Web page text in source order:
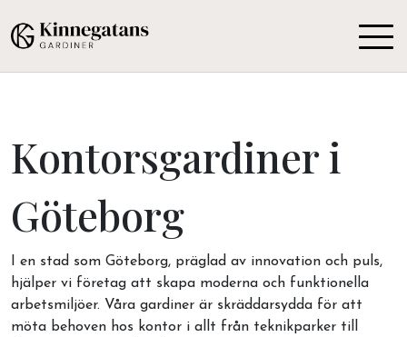
Kontorsgardiner i
Göteborg
I en stad som Göteborg, präglad av innovation och puls,
hjälper vi företag att skapa moderna och funktionella
arbetsmiljöer. Våra gardiner är skräddarsydda för att
möta behoven hos kontor i allt från teknikparker till